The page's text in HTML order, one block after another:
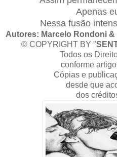
Apenas
Nessa fusão
Autores: Marcelo Rondoni
© COPYRIGHT BY "
Todos os
conforme
Cópias e
desde que
dos